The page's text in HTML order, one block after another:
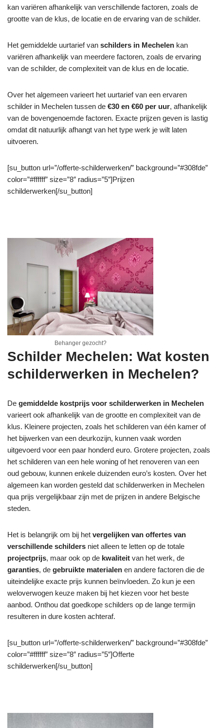
kan variëren afhankelijk van verschillende factoren, zoals de
grootte van de klus, de locatie en de ervaring van de schilder.
Het gemiddelde uurtarief van schilders in Mechelen kan
variëren afhankelijk van meerdere factoren, zoals de ervaring
van de schilder, de complexiteit van de klus en de locatie.
Over het algemeen varieert het uurtarief van een ervaren
schilder in Mechelen tussen de €30 en €60 per uur, afhankelijk
van de bovengenoemde factoren. Exacte prijzen geven is lastig
omdat dit natuurlijk afhangt van het type werk je wilt laten
uitvoeren.
[su_button url=”/offerte-schilderwerken/” background=”#308fde”
color=”#ffffff” size=”8″ radius=”5″]Prijzen
schilderwerken[/su_button]
Behanger gezocht?
Schilder Mechelen: Wat kosten
schilderwerken in Mechelen?
De gemiddelde kostprijs voor schilderwerken in Mechelen
varieert ook afhankelijk van de grootte en complexiteit van de
klus. Kleinere projecten, zoals het schilderen van één kamer of
het bijwerken van een deurkozijn, kunnen vaak worden
uitgevoerd voor een paar honderd euro. Grotere projecten, zoals
het schilderen van een hele woning of het renoveren van een
oud gebouw, kunnen enkele duizenden euro’s kosten. Over het
algemeen kan worden gesteld dat schilderwerken in Mechelen
qua prijs vergelijkbaar zijn met de prijzen in andere Belgische
steden.
Het is belangrijk om bij het vergelijken van offertes van
verschillende schilders niet alleen te letten op de totale
projectprijs, maar ook op de kwaliteit van het werk, de
garanties, de gebruikte materialen en andere factoren die de
uiteindelijke exacte prijs kunnen beïnvloeden. Zo kun je een
weloverwogen keuze maken bij het kiezen voor het beste
aanbod. Onthou dat goedkope schilders op de lange termijn
resulteren in dure kosten achteraf.
[su_button url=”/offerte-schilderwerken/” background=”#308fde”
color=”#ffffff” size=”8″ radius=”5″]Offerte
schilderwerken[/su_button]